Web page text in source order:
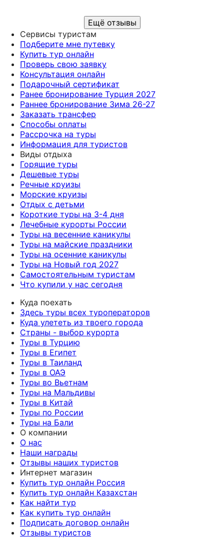
это нас не расстроило Спасибо!!!
Ещё отзывы
Сервисы туристам
Подберите мне путевку
Купить тур онлайн
Проверь свою заявку
Консультация онлайн
Подарочный сертификат
Ранее бронирование Турция 2027
Раннее бронирование Зима 26-27
Заказать трансфер
Способы оплаты
Рассрочка на туры
Информация для туристов
Виды отдыха
Горящие туры
Дешевые туры
Речные круизы
Морские круизы
Отдых с детьми
Короткие туры на 3-4 дня
Лечебные курорты России
Туры на весенние каникулы
Туры на майские праздники
Туры на осенние каникулы
Туры на Новый год 2027
Самостоятельным туристам
Что купили у нас сегодня
Куда поехать
Здесь туры всех туроператоров
Куда улететь из твоего города
Страны - выбор курорта
Туры в Турцию
Туры в Египет
Туры в Таиланд
Туры в ОАЭ
Туры во Вьетнам
Туры на Мальдивы
Туры в Китай
Туры по России
Туры на Бали
О компании
О нас
Наши награды
Отзывы наших туристов
Интернет магазин
Купить тур онлайн Россия
Купить тур онлайн Казахстан
Как найти тур
Как купить тур онлайн
Подписать договор онлайн
Отзывы туристов